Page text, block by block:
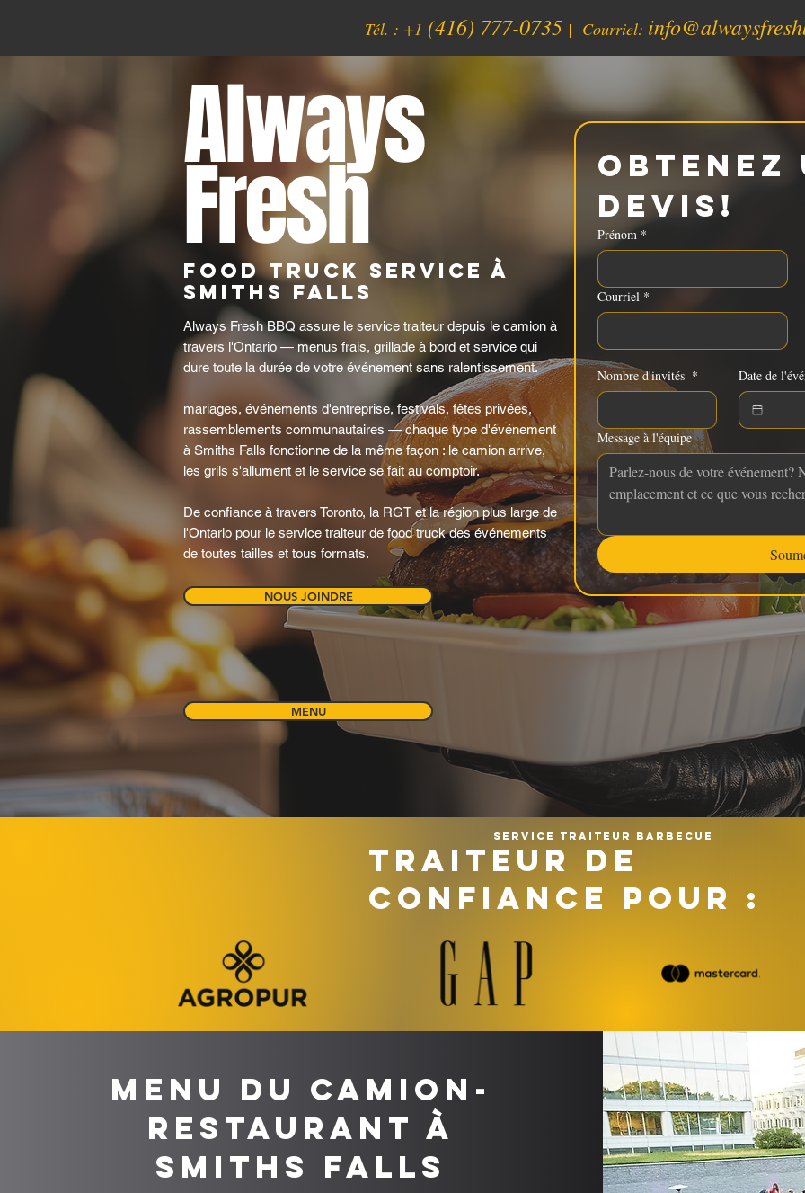
Tél. : +1 (416) 777-0735| Courriel:
Always
Fresh
Food Truck Service À
Smiths Falls
Always Fresh BBQ assure le service traiteur depuis le camion à
travers l'Ontario — menus frais, grillade à bord et service qui
dure toute la durée de votre événement sans ralentissement.
mariages, événements d'entreprise, festivals, fêtes privées,
rassemblements communautaires — chaque type d'événement
à Smiths Falls fonctionne de la même façon : le camion arrive,
les grils s'allument et le service se fait au comptoir.
De confiance à travers Toronto, la RGT et la région plus large de
l'Ontario pour le service traiteur de food truck des événements
de toutes tailles et tous formats.
NOUS JOINDRE
Obtenez
devis!
Prénom *
Courriel *
Nombre d'invités * Date de
Message à l'équipe
MENU
Service traiteur barbecue
TRAITEUR DE
CONFIANCE POUR :
Menu du camion-
restaurant à
Smiths Falls